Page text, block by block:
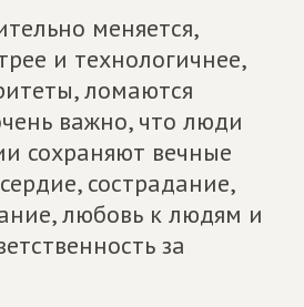
меняется,
и технологичнее,
ломаются
важно, что люди
сохраняют вечные
сострадание,
любовь к людям и
за